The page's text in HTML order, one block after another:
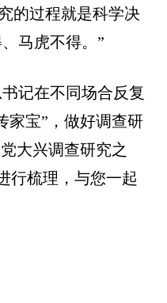
的过程就是科学决
马虎不得。”
记在不同场合反复
家宝”，做好调查研
大兴调查研究之
行梳理，与您一起